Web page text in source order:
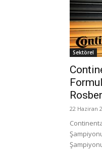
Sektörel
22 Haziran